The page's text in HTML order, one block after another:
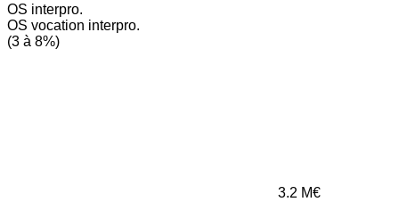
OS interpro.
OS vocation interpro.
(3 à 8%)
3.2 M€